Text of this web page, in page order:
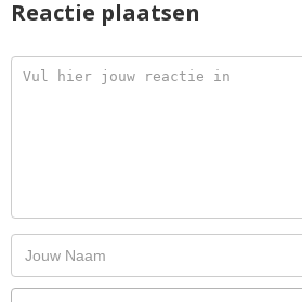
Reactie plaatsen